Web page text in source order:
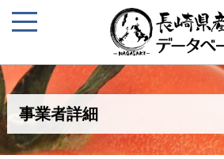
事業者詳細